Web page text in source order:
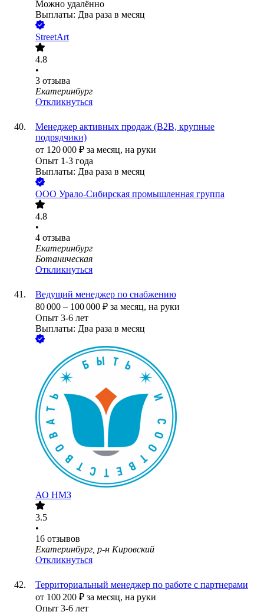
Можно удалённо
Выплаты: Два раза в месяц
StreetArt
4.8
•
3 отзыва
Екатеринбург
Откликнуться
Менеджер активных продаж (B2B, крупные
подрядчики)
от 120 000 ₽ за месяц, на руки
Опыт 1-3 года
Выплаты: Два раза в месяц
ООО Урало-Сибирская промышленная группа
4.8
•
4 отзыва
Екатеринбург
Ботаническая
Откликнуться
Ведущий менеджер по снабжению
80 000 – 100 000 ₽ за месяц, на руки
Опыт 3-6 лет
Выплаты: Два раза в месяц
АО НМЗ
3.5
•
16 отзывов
Екатеринбург, р-н Кировский
Откликнуться
Территориальный менеджер по работе с партнерами
от 100 200 ₽ за месяц, на руки
Опыт 3-6 лет